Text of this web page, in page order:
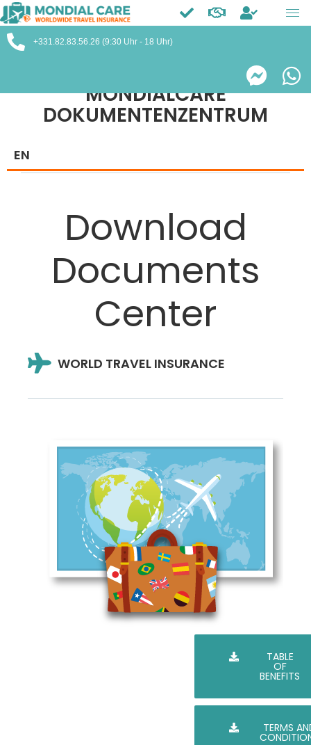
Trustpilot
+331.82.83.56.26 (9:30 Uhr - 18 Uhr)
MONDIALCARE
DOKUMENTENZENTRUM
EN
Download
Documents
Center
WORLD TRAVEL INSURANCE
TABLE
OF
BENEFITS
TERMS